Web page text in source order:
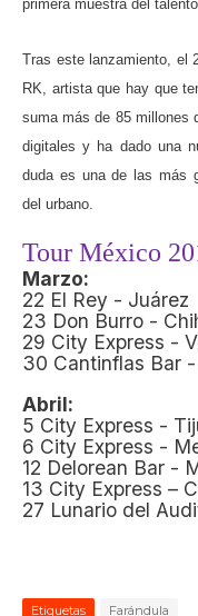
primera muestra del
Tras este lanzamiento, el
RK, artista que hay que
suma más de 85 millones
digitales y ha dado una
duda es una de las más
del urbano.
Tour México
Marzo:
22 El Rey - Juárez
23 Don Burro -
29 City Express -
30 Cantinflas Bar
Abril:
5 City Express -
6 City Express -
12 Delorean Bar -
13 City Express –
27 Lunario del
Etiquetas Farándula